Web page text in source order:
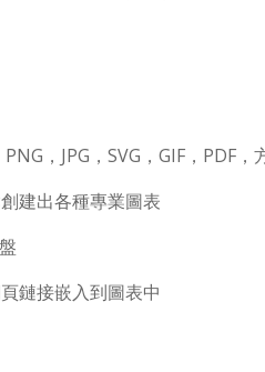
，JPG，SVG，GIF，PDF
建出各種專業圖表
鏈接嵌入到圖表中